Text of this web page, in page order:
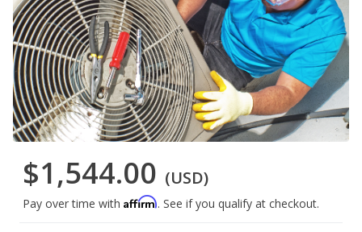
$1,544.00 (USD)
Pay over time with Affirm. See if you qualify at checkout.